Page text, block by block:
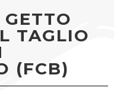
TAGLIO
(FCB)